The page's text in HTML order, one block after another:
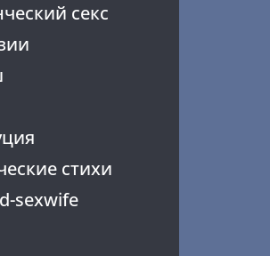
секс
стихи
sexwife